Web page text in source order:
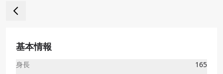
基本情報
身長 165